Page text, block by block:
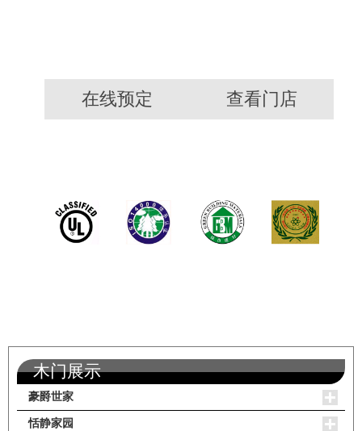
在线预定 查看门店
木门展示
豪爵世家
恬静家园